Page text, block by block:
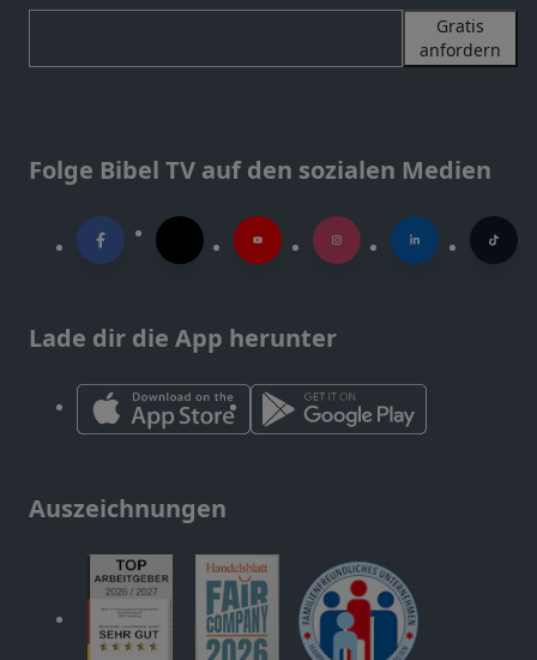
Gratis
anfordern
Folge Bibel TV auf den sozialen Medien
Lade dir die App herunter
Auszeichnungen